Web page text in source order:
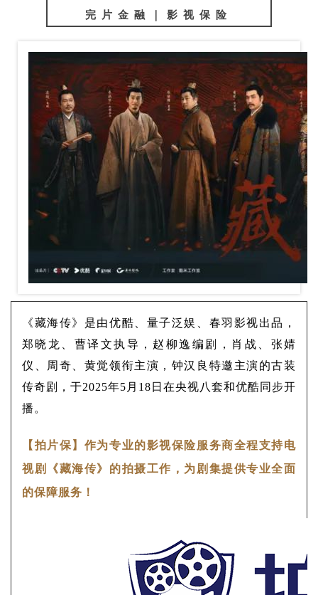
完片金融｜影视保险
《藏海传》是由优酷、量子泛娱、春羽影视出品，
郑晓龙、曹译文执导，赵柳逸编剧，肖战、张婧
仪、周奇、黄觉领衔主演，钟汉良特邀主演的古装
传奇剧，于2025年5月18日在央视八套和优酷同步开
播。
【拍片保】作为专业的影视保险服务商全程支持电
视剧《藏海传》的拍摄工作，为剧集提供专业全面
的保障服务！